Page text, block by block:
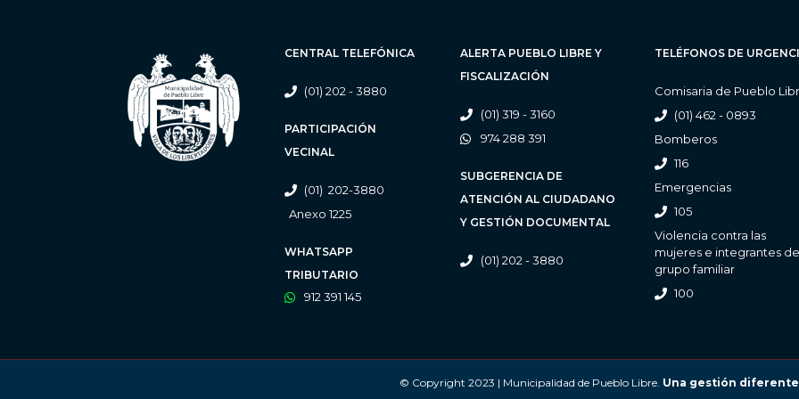
CENTRAL TELEFÓNICA
(01) 202 - 3880
PARTICIPACIÓN
VECINAL
(01) 202-3880
Anexo 1225
WHATSAPP
TRIBUTARIO
912 391 145
ALERTA PUEBLO LIBRE Y
FISCALIZACIÓN
(01) 319 - 3160
974 288 391
SUBGERENCIA DE
ATENCIÓN AL CIUDADANO
Y GESTIÓN DOCUMENTAL
(01) 202 - 3880
TELÉFONOS DE
Comisaria de Pueblo
(01) 462 - 0893
Bomberos
116
Emergencias
105
Violencia contra las
mujeres e integrantes
grupo familiar
100
© Copyright 2023 | Municipalidad de Pueblo Libre. Una gestión diferente